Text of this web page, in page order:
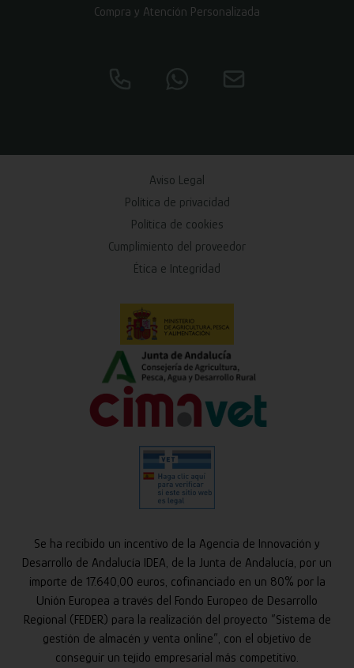
Compra y Atención Personalizada
Aviso Legal
Política de privacidad
Política de cookies
Cumplimiento del proveedor
Ética e Integridad
Se ha recibido un incentivo de la Agencia de Innovación y
Desarrollo de Andalucía IDEA, de la Junta de Andalucía, por un
importe de 17.640,00 euros, cofinanciado en un 80% por la
Unión Europea a través del Fondo Europeo de Desarrollo
Regional (FEDER) para la realización del proyecto “Sistema de
gestión de almacén y venta online”, con el objetivo de
conseguir un tejido empresarial más competitivo.